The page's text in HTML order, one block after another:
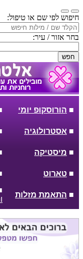
חיפוש לפי שם או טיפול:
בחר אזור / עיר:
חפש
■ הורוסקופ יומי
■ אסטרולוגיה
■ מיסטיקה
■ טארוט
■ התאמת מזלות